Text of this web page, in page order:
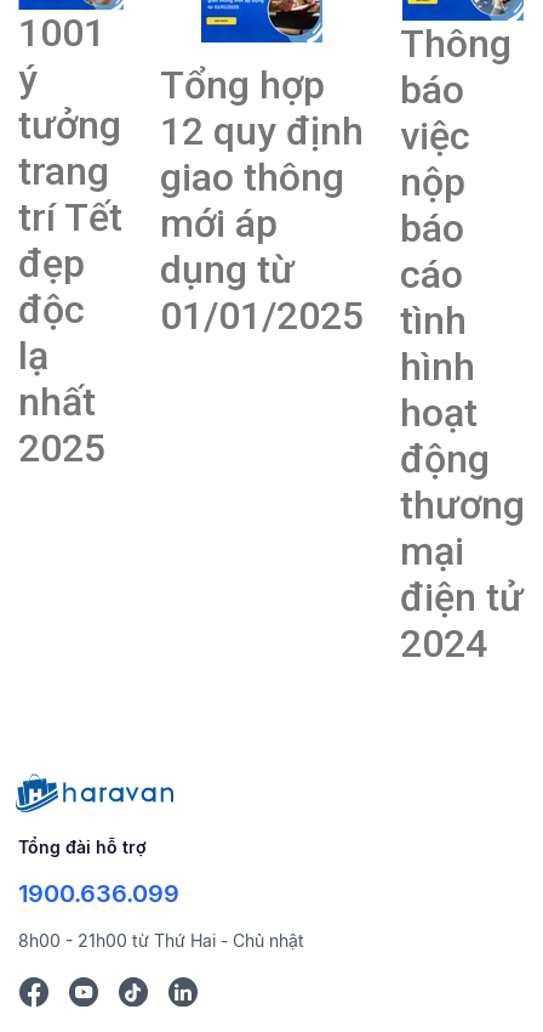
1001
ý
tưởng
trang
trí Tết
đẹp
độc
lạ
nhất
2025
Tổng hợp
12 quy định
giao thông
mới áp
dụng từ
01/01/2025
Thông
báo
việc
nộp
báo
cáo
tình
hình
hoạt
động
thương
mại
điện tử
2024
Tổng đài hỗ trợ
1900.636.099
8h00 - 21h00 từ Thứ Hai - Chủ nhật